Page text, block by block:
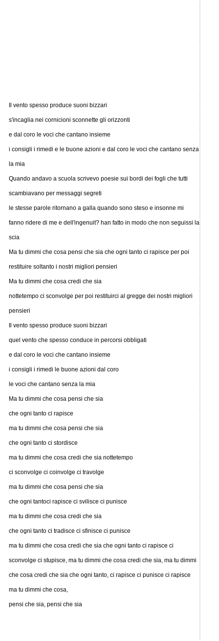
Il vento spesso produce suoni bizzari
s'incaglia nei cornicioni sconnette gli orizzonti
e dal coro le voci che cantano insieme
i consigli i rimedi e le buone azioni e dal coro le voci che cantano senza
la mia
Quando andavo a scuola scrivevo poesie sui bordi dei fogli che tutti
scambiavano per messaggi segreti
le stesse parole ritornano a galla quando sono steso e insonne mi
fanno ridere di me e dell'ingenuit? han fatto in modo che non seguissi la
scia
Ma tu dimmi che cosa pensi che sia che ogni tanto ci rapisce per poi
restituire soltanto i nostri migliori pensieri
Ma tu dimmi che cosa credi che sia
nottetempo ci sconvolge per poi restituirci al gregge dei nostri migliori
pensieri
Il vento spesso produce suoni bizzari
quel vento che spesso conduce in percorsi obbligati
e dal coro le voci che cantano insieme
i consigli i rimedi le buone azioni dal coro
le voci che cantano senza la mia
Ma tu dimmi che cosa pensi che sia
che ogni tanto ci rapisce
ma tu dimmi che cosa pensi che sia
che ogni tanto ci stordisce
ma tu dimmi che cosa credi che sia nottetempo
ci sconvolge ci coinvolge ci travolge
ma tu dimmi che cosa pensi che sia
che ogni tantoci rapisce ci svilisce ci punisce
ma tu dimmi che cosa credi che sia
che ogni tanto ci tradisce ci sfinisce ci punisce
ma tu dimmi che cosa credi che sia che ogni tanto ci rapisce ci
sconvolge ci stupisce, ma tu dimmi che cosa credi che sia, ma tu dimmi
che cosa credi che sia che ogni tanto, ci rapisce ci punisce ci rapisce
ma tu dimmi che cosa,
pensi che sia, pensi che sia